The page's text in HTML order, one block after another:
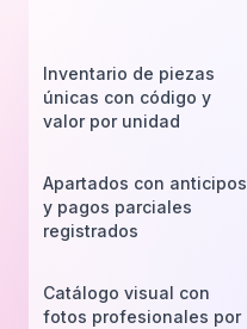
Inventario de piezas
únicas con código y
valor por unidad
Apartados con anticipos
y pagos parciales
registrados
Catálogo visual con
fotos profesionales por